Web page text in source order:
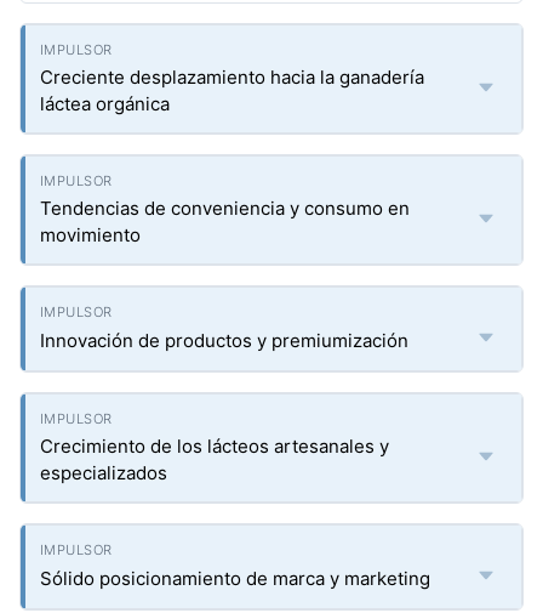
Creciente desplazamiento hacia la ganadería
láctea orgánica
Tendencias de conveniencia y consumo en
movimiento
Innovación de productos y premiumización
Crecimiento de los lácteos artesanales y
especializados
Sólido posicionamiento de marca y marketing